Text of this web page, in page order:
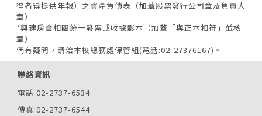
得者得提供年報）之資產負債表（加蓋股票發行公司章及負責人
章）
*興建房舍相關統一發票或收據影本（加蓋「與正本相符」並核
章）
倘有疑問，請洽本校總務處保管組(電話:02-27376167)。
聯絡資訊
電話:02-2737-6534
傳真:02-2737-6544